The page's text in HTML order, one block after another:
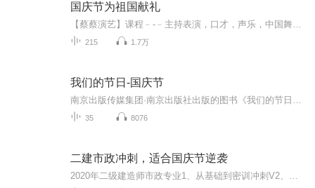
国庆节为祖国献礼
215 1.7万
我们的节日-国庆节
35 8076
二建市政冲刺，适合国庆节逆袭